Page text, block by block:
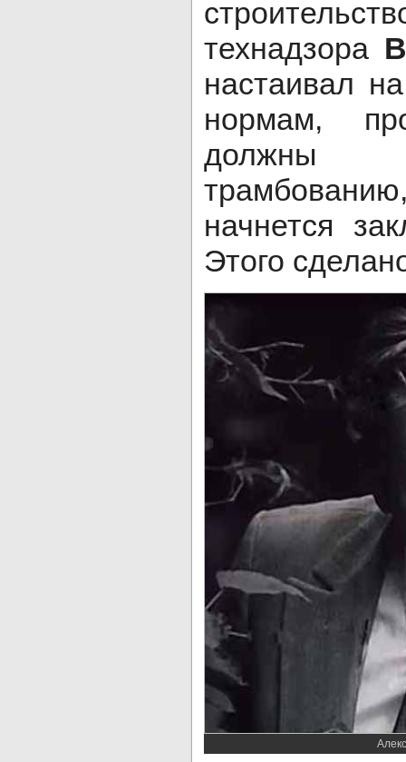
технадзора
настаивал
нормам,
должны
начнется
Этого